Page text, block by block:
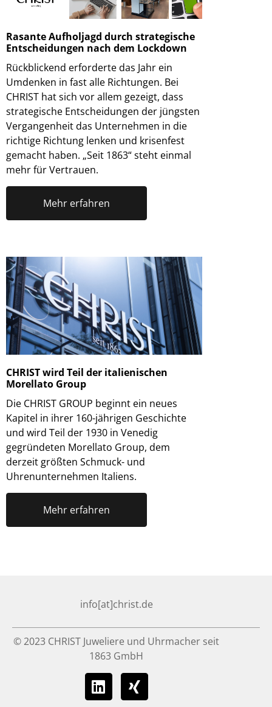
Rasante Aufholjagd durch strategische
Entscheidungen nach dem Lockdown
Rückblickend erforderte das Jahr ein
Umdenken in fast alle Richtungen. Bei
CHRIST hat sich vor allem gezeigt, dass
strategische Entscheidungen der jüngsten
Vergangenheit das Unternehmen in die
richtige Richtung lenken und krisenfest
gemacht haben. „Seit 1863“ steht einmal
mehr für Vertrauen.
Mehr erfahren
CHRIST wird Teil der italienischen
Morellato Group
Die CHRIST GROUP beginnt ein neues
Kapitel in ihrer 160-jährigen Geschichte
und wird Teil der 1930 in Venedig
gegründeten Morellato Group, dem
derzeit größten Schmuck- und
Uhrenunternehmen Italiens.
Mehr erfahren
info[at]christ.de
© 2023 CHRIST Juweliere und Uhrmacher seit
1863 GmbH